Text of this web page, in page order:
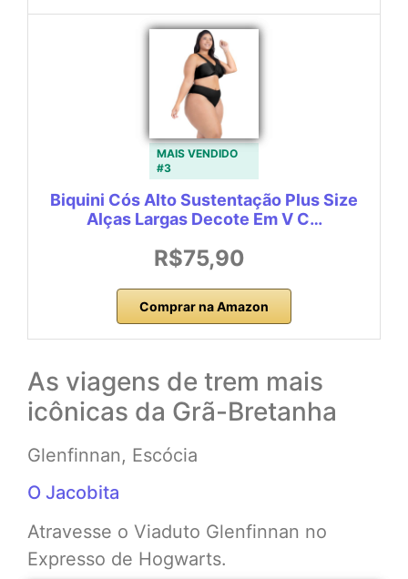
MAIS VENDIDO
#3
Biquini Cós Alto Sustentação Plus Size
Alças Largas Decote Em V C…
R$75,90
Comprar na Amazon
As viagens de trem mais
icônicas da Grã-Bretanha
Glenfinnan, Escócia
O Jacobita
Atravesse o Viaduto Glenfinnan no
Expresso de Hogwarts.